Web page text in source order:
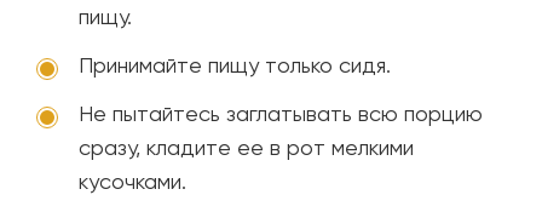
пищу.
Принимайте пищу только сидя.
Не пытайтесь заглатывать всю порцию
сразу, кладите ее в рот мелкими
кусочками.